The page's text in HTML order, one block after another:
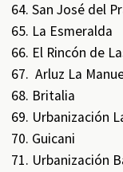
San José del
La Esmeralda
El Rincón de
Arluz La
Britalia
Urbanización
Guicani
Urbanización